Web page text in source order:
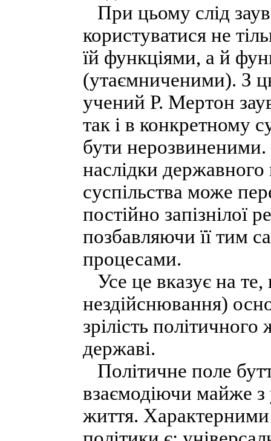
При цьому слід
користуватися не
їй функціями, а й
(утаємниченими). З
учений Р. Мертон
так і в конкретному
бути
наслідки
суспільства може
постійно запізнілої
позбавляючи її тим
процесами.
Усе це вказує на
нездійснювання)
зрілість
державі.
Політичне поле
взаємодіючи майже
життя. Характерними